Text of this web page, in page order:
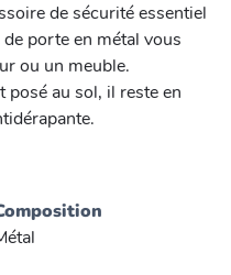
de sécurité essentiel
porte en métal vous
ou un meuble.
posé au sol, il reste en